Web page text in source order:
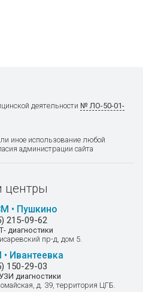
деятельности № ЛО-50-01-
иное использование любой
администрации сайта
центры
• Пушкино
215-09-62
диагностики
пр-д, дом 5.
Ивантеевка
150-29-03
диагностики
д. 39, территория ЦГБ.